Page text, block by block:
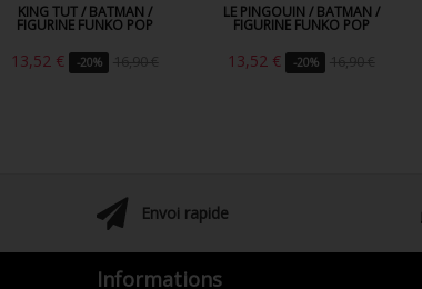
KING TUT / BATMAN /
FIGURINE FUNKO POP
13,52 € -20% 16,90 €
LE PINGOUIN / BATMAN /
FIGURINE FUNKO POP
13,52 € -20% 16,90 €
Envoi rapide
Informations